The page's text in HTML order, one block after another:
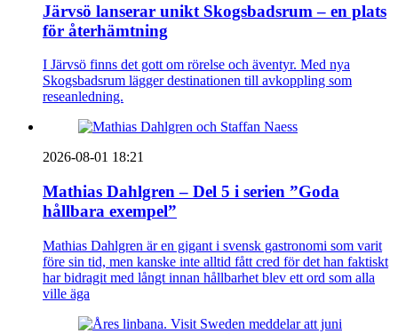
Järvsö lanserar unikt Skogsbadsrum – en plats
för återhämtning
I Järvsö finns det gott om rörelse och äventyr. Med nya
Skogsbadsrum lägger destinationen till avkoppling som
reseanledning.
2026-08-01 18:21
Mathias Dahlgren – Del 5 i serien ”Goda
hållbara exempel”
Mathias Dahlgren är en gigant i svensk gastronomi som varit
före sin tid, men kanske inte alltid fått cred för det han faktiskt
har bidragit med långt innan hållbarhet blev ett ord som alla
ville äga